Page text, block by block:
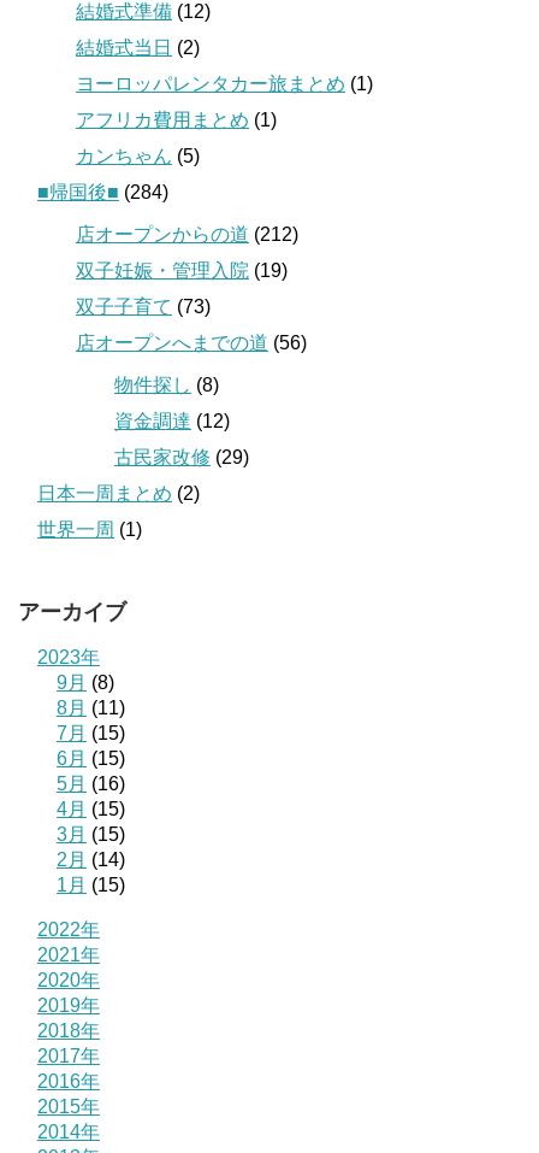
結婚式準備 (12)
結婚式当日 (2)
ヨーロッパレンタカー旅まとめ (1)
アフリカ費用まとめ (1)
カンちゃん (5)
■帰国後■ (284)
店オープンからの道 (212)
双子妊娠・管理入院 (19)
双子子育て (73)
店オープンへまでの道 (56)
物件探し (8)
資金調達 (12)
古民家改修 (29)
日本一周まとめ (2)
世界一周 (1)
アーカイブ
2023年
9月 (8)
8月 (11)
7月 (15)
6月 (15)
5月 (16)
4月 (15)
3月 (15)
2月 (14)
1月 (15)
2022年
2021年
2020年
2019年
2018年
2017年
2016年
2015年
2014年